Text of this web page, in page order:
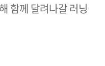
함께 달려나갈 러닝